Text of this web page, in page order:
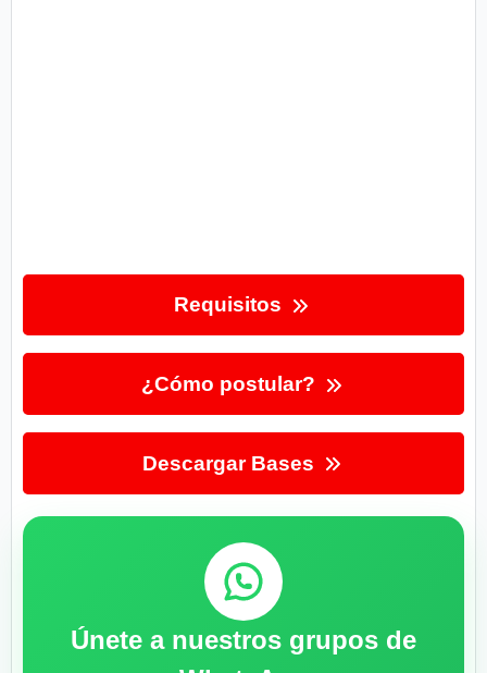
Requisitos
¿Cómo postular?
Descargar Bases
Únete a nuestros grupos de